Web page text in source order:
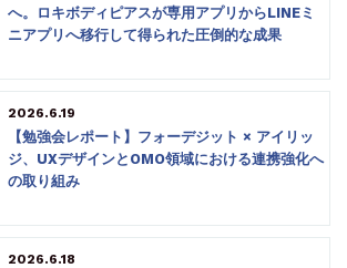
へ。ロキボディピアスが専用アプリからLINEミ
ニアプリへ移行して得られた圧倒的な成果
2026.6.19
【勉強会レポート】フォーデジット × アイリッ
ジ、UXデザインとOMO領域における連携強化へ
の取り組み
2026.6.18